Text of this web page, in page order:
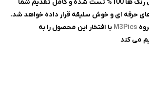
عزیز قرار دهد . تمامی رنگ ها 100% تست شده و کامل تقدیم شما
های حرفه ای و خوش سلیقه قرار داده خواهد شد.
M3Pics با افتخار این محصول را به
می کند